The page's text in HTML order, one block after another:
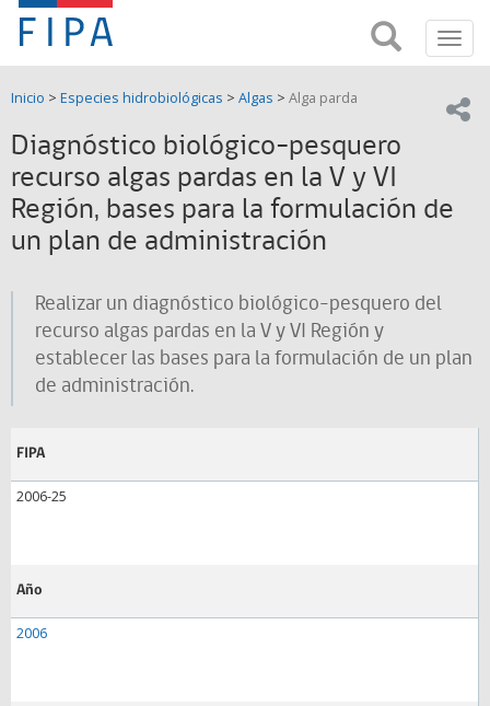
Fondo
de
Investigación
Pesquera
y
Acuicultura
SUBPESCA
FIPA;
Fondo
Investigación
y
de
Acuicultira
Inicio > Especies hidrobiológicas > Algas > Alga parda
Diagnóstico biológico-pesquero
recurso algas pardas en la V y VI
Región, bases para la formulación de
un plan de administración
Realizar un diagnóstico biológico-pesquero del
recurso algas pardas en la V y VI Región y
establecer las bases para la formulación de un plan
de administración.
FIPA
2006-25
Año
2006